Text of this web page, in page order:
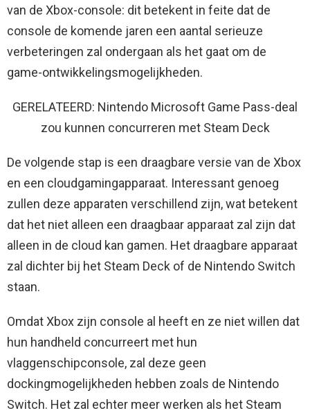
van de Xbox-console: dit betekent in feite dat de
console de komende jaren een aantal serieuze
verbeteringen zal ondergaan als het gaat om de
game-ontwikkelingsmogelijkheden.
GERELATEERD: Nintendo Microsoft Game Pass-deal
zou kunnen concurreren met Steam Deck
De volgende stap is een draagbare versie van de Xbox
en een cloudgamingapparaat. Interessant genoeg
zullen deze apparaten verschillend zijn, wat betekent
dat het niet alleen een draagbaar apparaat zal zijn dat
alleen in de cloud kan gamen. Het draagbare apparaat
zal dichter bij het Steam Deck of de Nintendo Switch
staan.
Omdat Xbox zijn console al heeft en ze niet willen dat
hun handheld concurreert met hun
vlaggenschipconsole, zal deze geen
dockingmogelijkheden hebben zoals de Nintendo
Switch. Het zal echter meer werken als het Steam